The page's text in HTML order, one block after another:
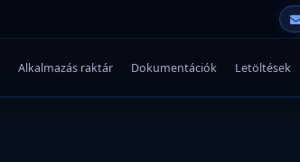
Alkalmazás raktár Dokumentációk Letöltések